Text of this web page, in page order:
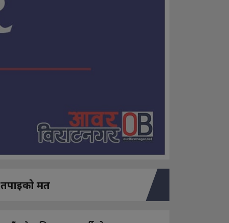
तपाइको मत